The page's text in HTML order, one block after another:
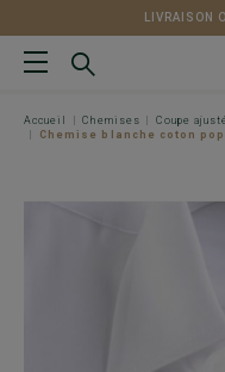
LIVRAISON
Accueil Chemises
Coupe
Chemise blanche coton